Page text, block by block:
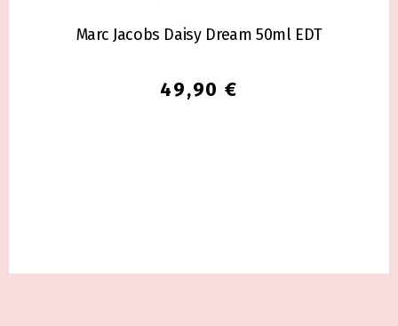
Marc Jacobs Daisy Dream 50ml EDT
49,90 €